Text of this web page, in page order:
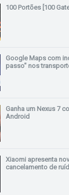
100 Portões [100
Google Maps com
passo" nos
Ganha um Nexus 7
Android
Xiaomi apresenta
cancelamento de